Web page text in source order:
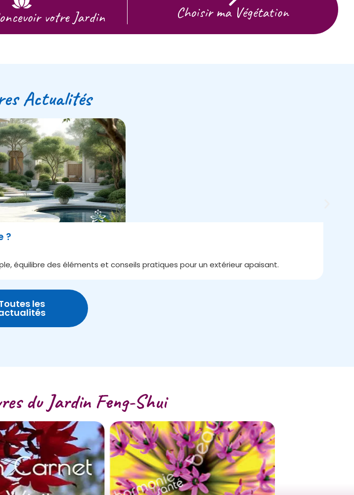
votre Jardin Choisir ma Végétation
Actualités
?
équilibre des éléments et conseils pratiques pour un extérieur apaisant.
les
du Jardin Feng-Shui